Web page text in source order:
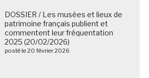
DOSSIER / Les musées et lieux de
patrimoine français publient et
commentent leur fréquentation
2025 (20/02/2026)
posté le 20 février 2026